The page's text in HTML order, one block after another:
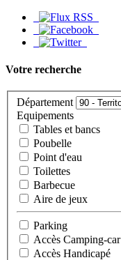
Votre recherche
Département
Equipements
Tables et bancs
Poubelle
Point d'eau
Toilettes
Barbecue
Aire de jeux
Parking
Accès Camping-car
Accès Handicapé